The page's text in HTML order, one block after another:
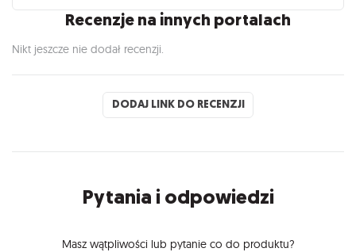
Recenzje na innych portalach
Nikt jeszcze nie dodał recenzji.
DODAJ LINK DO RECENZJI
Pytania i odpowiedzi
Masz wątpliwości lub pytanie co do produktu?